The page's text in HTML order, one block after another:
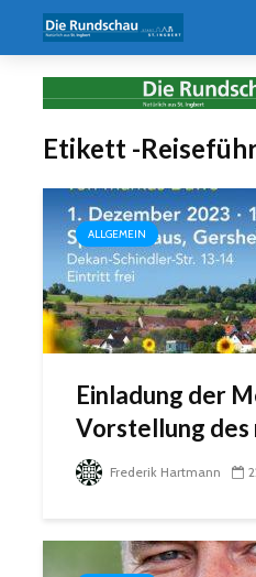
Etikett -
ALLGEMEIN
Einladung der
Vorstellung des
Frederik Hartmann